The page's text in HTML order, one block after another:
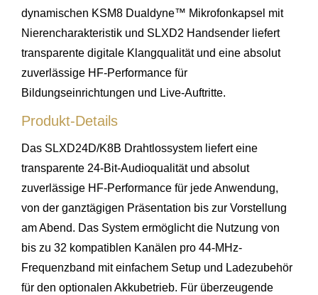
dynamischen KSM8 Dualdyne™ Mikrofonkapsel mit
Nierencharakteristik und SLXD2 Handsender liefert
transparente digitale Klangqualität und eine absolut
zuverlässige HF-Performance für
Bildungseinrichtungen und Live-Auftritte.
Produkt-Details
Das SLXD24D/K8B Drahtlossystem liefert eine
transparente 24-Bit-Audioqualität und absolut
zuverlässige HF-Performance für jede Anwendung,
von der ganztägigen Präsentation bis zur Vorstellung
am Abend. Das System ermöglicht die Nutzung von
bis zu 32 kompatiblen Kanälen pro 44-MHz-
Frequenzband mit einfachem Setup und Ladezubehör
für den optionalen Akkubetrieb. Für überzeugende